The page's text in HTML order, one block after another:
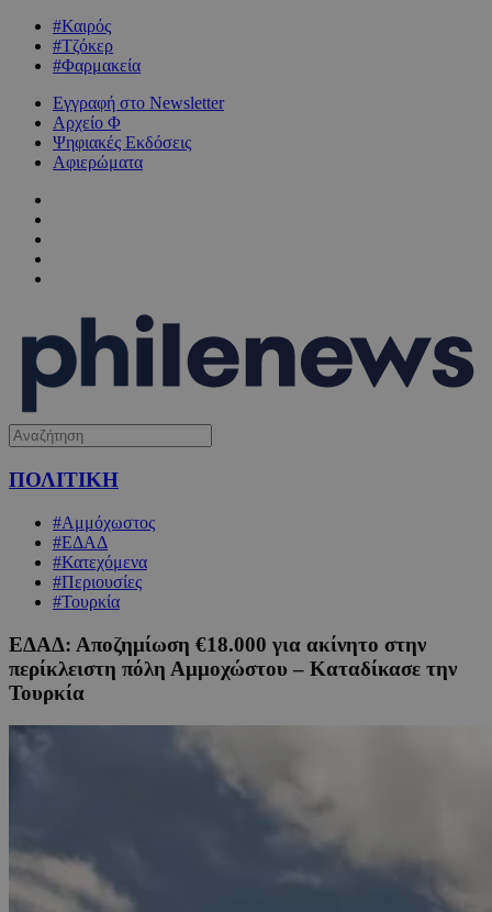
#Καιρός
#Τζόκερ
#Φαρμακεία
Εγγραφή στο Newsletter
Αρχείο Φ
Ψηφιακές Εκδόσεις
Αφιερώματα
ΠΟΛΙΤΙΚΗ
#Αμμόχωστος
#ΕΔΑΔ
#Κατεχόμενα
#Περιουσίες
#Τουρκία
ΕΔΑΔ: Αποζημίωση €18.000 για ακίνητο στην
περίκλειστη πόλη Αμμοχώστου – Καταδίκασε την
Τουρκία